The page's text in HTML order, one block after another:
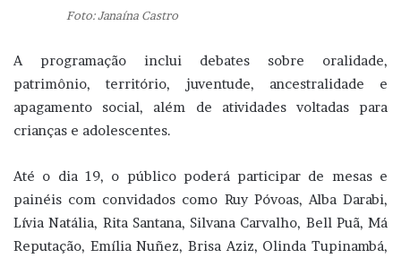
Foto: Janaína Castro
A programação inclui debates sobre oralidade,
patrimônio, território, juventude, ancestralidade e
apagamento social, além de atividades voltadas para
crianças e adolescentes.
Até o dia 19, o público poderá participar de mesas e
painéis com convidados como Ruy Póvoas, Alba Darabi,
Lívia Natália, Rita Santana, Silvana Carvalho, Bell Puã, Má
Reputação, Emília Nuñez, Brisa Aziz, Olinda Tupinambá,